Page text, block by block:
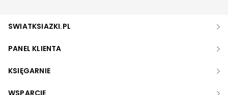
SWIATKSIAZKI.PL
PANEL KLIENTA
KSIĘGARNIE
WSPARCIE